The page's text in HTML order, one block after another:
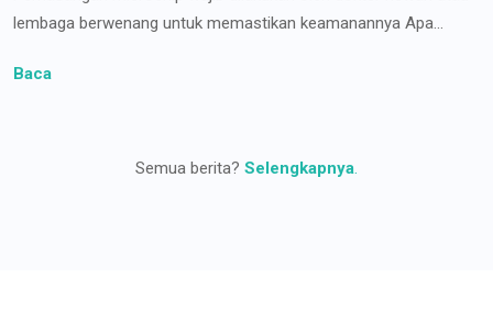
lembaga berwenang untuk memastikan keamanannya Apa...
Baca
Semua berita? Selengkapnya